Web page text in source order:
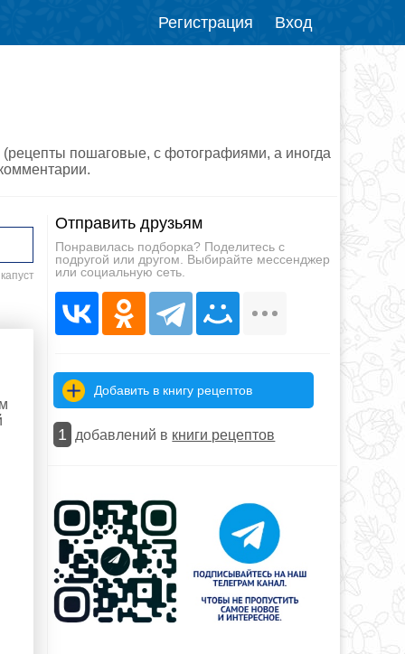
Регистрация Вход
пошаговые, с фотографиями, а иногда
Отправить друзьям
Понравилась подборка? Поделитесь с
подругой или другом. Выбирайте мессенджер
или социальную сеть.
Добавить в книгу рецептов
1 добавлений в книги рецептов